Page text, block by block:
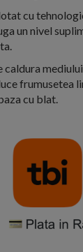
cu
un nivel
frumusetea
cu blat.